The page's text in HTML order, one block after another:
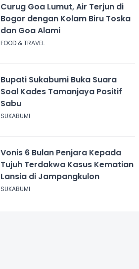
Curug Goa Lumut, Air Terjun di
Bogor dengan Kolam Biru Toska
dan Goa Alami
FOOD & TRAVEL
Bupati Sukabumi Buka Suara
Soal Kades Tamanjaya Positif
Sabu
SUKABUMI
Vonis 6 Bulan Penjara Kepada
Tujuh Terdakwa Kasus Kematian
Lansia di Jampangkulon
SUKABUMI